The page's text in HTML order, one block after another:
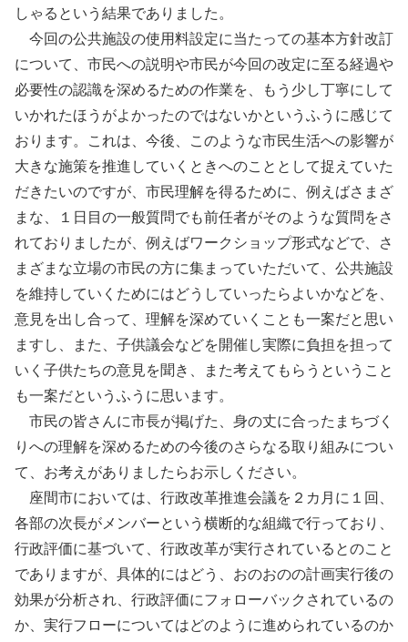
しゃるという結果でありました。
今回の公共施設の使用料設定に当たっての基本方針改訂
について、市民への説明や市民が今回の改定に至る経過や
必要性の認識を深めるための作業を、もう少し丁寧にして
いかれたほうがよかったのではないかというふうに感じて
おります。これは、今後、このような市民生活への影響が
大きな施策を推進していくときへのこととして捉えていた
だきたいのですが、市民理解を得るために、例えばさまざ
まな、１日目の一般質問でも前任者がそのような質問をさ
れておりましたが、例えばワークショップ形式などで、さ
まざまな立場の市民の方に集まっていただいて、公共施設
を維持していくためにはどうしていったらよいかなどを、
意見を出し合って、理解を深めていくことも一案だと思い
ますし、また、子供議会などを開催し実際に負担を担って
いく子供たちの意見を聞き、また考えてもらうということ
も一案だというふうに思います。
市民の皆さんに市長が掲げた、身の丈に合ったまちづく
りへの理解を深めるための今後のさらなる取り組みについ
て、お考えがありましたらお示しください。
座間市においては、行政改革推進会議を２カ月に１回、
各部の次長がメンバーという横断的な組織で行っており、
行政評価に基づいて、行政改革が実行されているとのこと
でありますが、具体的にはどう、おのおのの計画実行後の
効果が分析され、行政評価にフォローバックされているの
か、実行フローについてはどのように進められているのか